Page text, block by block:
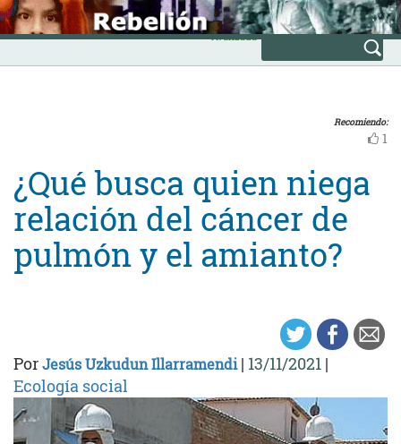
Skip
to
content
INICIO
Avanzada
Recomiendo:
1
¿Qué busca quien niega
relación del cáncer de
pulmón y el amianto?
PorJesús Uzkudun Illarramendi| 13/11/2021 |
Ecología social